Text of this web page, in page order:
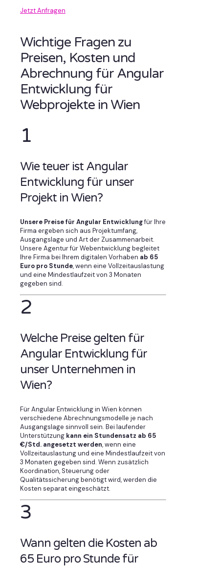
Jetzt Anfragen
Wichtige Fragen zu
Preisen, Kosten und
Abrechnung für Angular
Entwicklung für
Webprojekte in Wien
1
Wie teuer ist Angular
Entwicklung für unser
Projekt in Wien?
Unsere Preise für Angular Entwicklungfür Ihre
Firma ergeben sich aus Projektumfang,
Ausgangslage und Art der Zusammenarbeit.
Unsere Agentur für Webentwicklung begleitet
Ihre Firma bei Ihrem digitalen Vorhaben ab 65
Euro pro Stunde, wenn eine Vollzeitauslastung
und eine Mindestlaufzeit von 3 Monaten
gegeben sind.
2
Welche Preise gelten für
Angular Entwicklung für
unser Unternehmen in
Wien?
Für Angular Entwicklung in Wien können
verschiedene Abrechnungsmodelle je nach
Ausgangslage sinnvoll sein. Bei laufender
Unterstützung kann ein Stundensatz ab 65
€/Std. angesetzt werden, wenn eine
Vollzeitauslastung und eine Mindestlaufzeit von
3 Monaten gegeben sind. Wenn zusätzlich
Koordination, Steuerung oder
Qualitätssicherung benötigt wird, werden die
Kosten separat eingeschätzt.
3
Wann gelten die Kosten ab
65 Euro pro Stunde für